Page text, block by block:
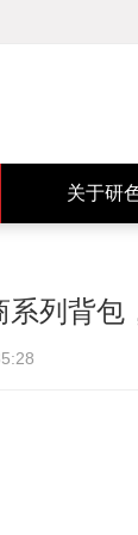
关于研
资质证书
列背包